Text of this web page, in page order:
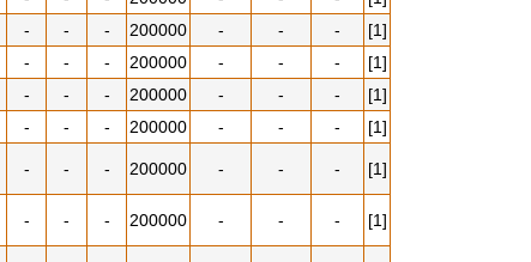
- - - 200000 - - -
[1]
- - - 200000 - - -
[1]
- - - 200000 - - -
[1]
- - - 200000 - - -
[1]
- - - 200000 - - - [1]
- - - 200000 - - - [1]